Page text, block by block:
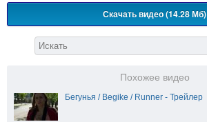
Скачать видео (14.28 Мб)
Похожее видео
Бегунья / Begike / Runner - Трейлер